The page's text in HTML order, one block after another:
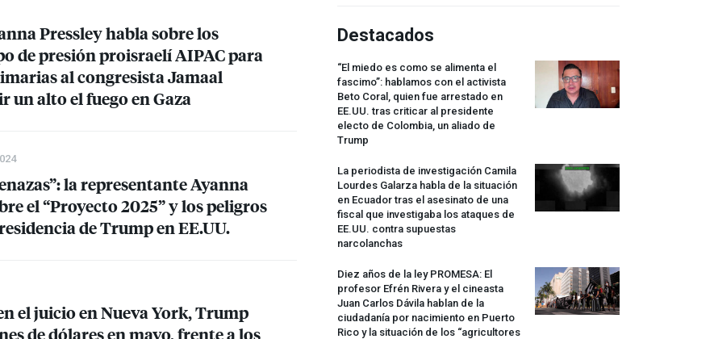
Pressley habla sobre los
de presión proisraelíAIPACpara
al congresista Jamaal
un alto el fuego en Gaza
la representante Ayanna
el “Proyecto 2025” y los peligros
de Trump en EE.UU.
el juicio en Nueva York, Trump
de dólares en mayo, frente a los
Destacados
“El miedo es como se alimenta el
fascimo”: hablamos con el activista
Beto Coral, quien fue arrestado en
EE.UU. tras criticar al presidente
electo de Colombia, un aliado de
Trump
La periodista de investigación Camila
Lourdes Galarza habla de la situación
en Ecuador tras el asesinato de una
fiscal que investigaba los ataques de
EE.UU. contra supuestas
narcolanchas
Diez años de la ley PROMESA: El
profesor Efrén Rivera y el cineasta
Juan Carlos Dávila hablan de la
ciudadanía por nacimiento en Puerto
Rico y la situación de los “agricultores